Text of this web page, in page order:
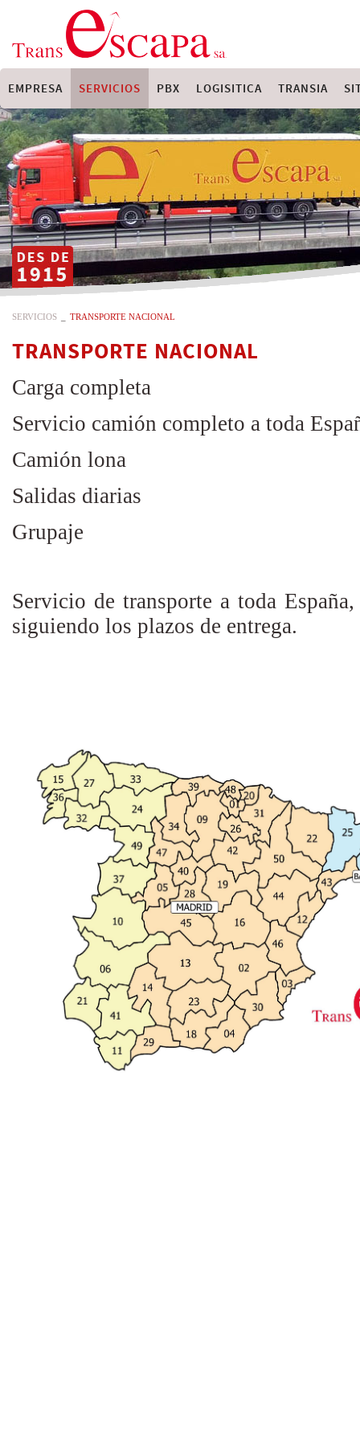
EMPRESA SERVICIOS PBX LOGISITICA TRANSIA
SERVICIOS TRANSPORTE NACIONAL
TRANSPORTE NACIONAL
Carga completa
Servicio camión completo a toda
Camión lona
Salidas diarias
Grupaje
Servicio de transporte a toda
siguiendo los plazos de entrega.